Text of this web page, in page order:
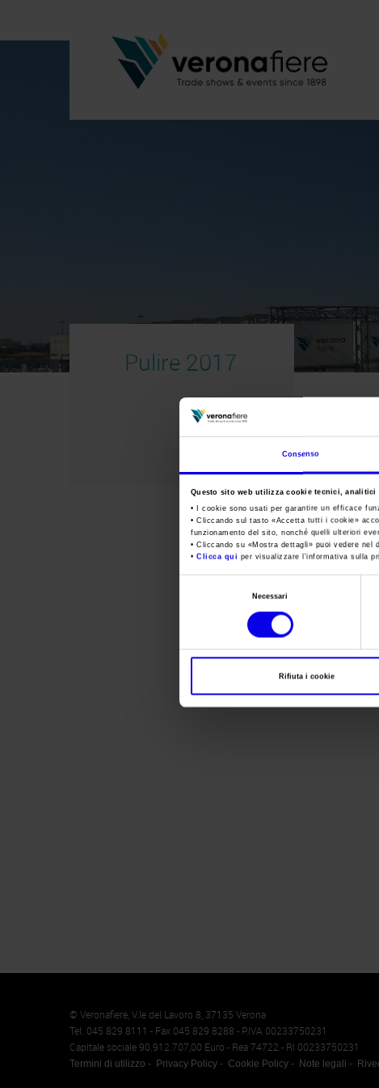
Consenso
Questo sito web utilizza cookie tecnici,
• I cookie sono usati per garantire un efficace
• Cliccando sul tasto «Accetta tutti i cookie»
funzionamento del sito, nonché quelli ulteriori
• Cliccando su «Mostra dettagli» puoi vedere nel
•Clicca qui per visualizzare l'informativa sulla
Necessari
Rifiuta i cookie
Pulire 2017
Memento
© Veronafiere, V.le del Lavoro 8, 37135 Verona
Tel. 045 829 8111 - Fax 045 829 8288 - P.IVA 00233750231
Capitale sociale 90.912.707,00 Euro - Rea 74722 - RI 00233750231
Termini di utilizzo Privacy Policy Cookie Policy Note legali